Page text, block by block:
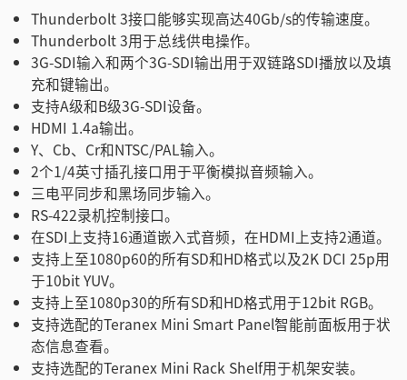
Thunderbolt 3接口能够实现高达40Gb/s的传输速度。
Thunderbolt 3用于总线供电操作。
3G-SDI输入和两个3G-SDI输出用于双链路SDI播放以及填
充和键输出。
支持A级和B级3G-SDI设备。
HDMI 1.4a输出。
Y、Cb、Cr和NTSC/PAL输入。
2个1/4英寸插孔接口用于平衡模拟音频输入。
三电平同步和黑场同步输入。
RS-422录机控制接口。
在SDI上支持16通道嵌入式音频，在HDMI上支持2通道。
支持上至1080p60的所有SD和HD格式以及2K DCI 25p用
于10bit YUV。
支持上至1080p30的所有SD和HD格式用于12bit RGB。
支持选配的Teranex Mini Smart Panel智能前面板用于状
态信息查看。
支持选配的Teranex Mini Rack Shelf用于机架安装。